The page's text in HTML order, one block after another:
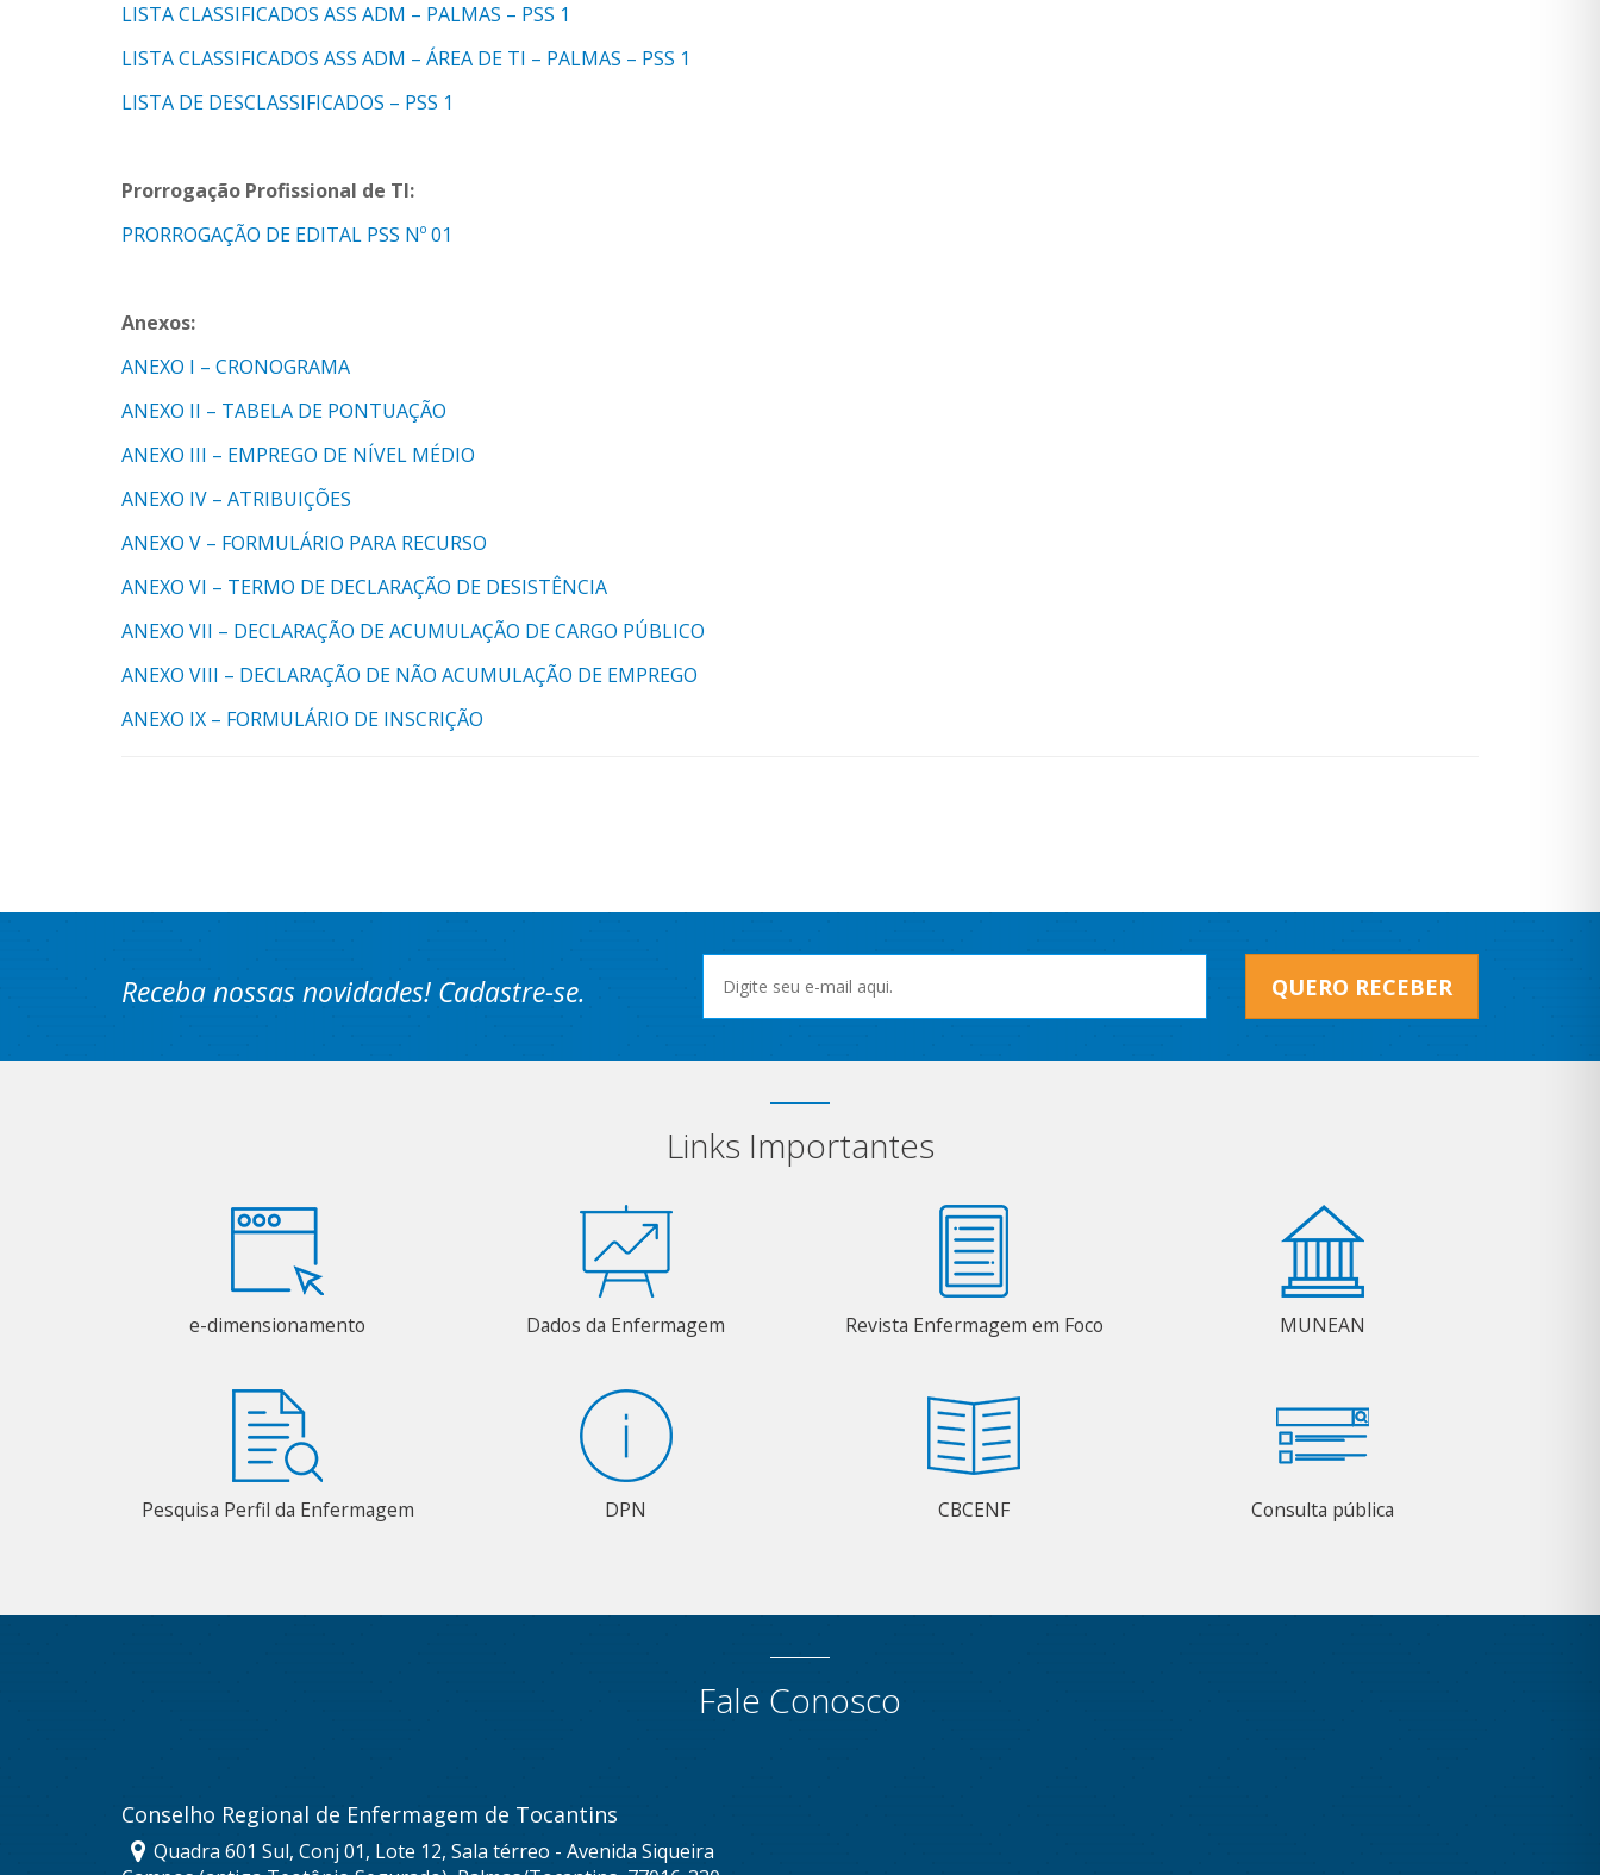
LISTA CLASSIFICADOS ASS ADM – PALMAS – PSS 1
LISTA CLASSIFICADOS ASS ADM – ÁREA DE TI – PALMAS – PSS 1
LISTA DE DESCLASSIFICADOS – PSS 1
Prorrogação Profissional de TI:
PRORROGAÇÃO DE EDITAL PSS Nº 01
Anexos:
ANEXO I – CRONOGRAMA
ANEXO II – TABELA DE PONTUAÇÃO
ANEXO III – EMPREGO DE NÍVEL MÉDIO
ANEXO IV – ATRIBUIÇÕES
ANEXO V – FORMULÁRIO PARA RECURSO
ANEXO VI – TERMO DE DECLARAÇÃO DE DESISTÊNCIA
ANEXO VII – DECLARAÇÃO DE ACUMULAÇÃO DE CARGO PÚBLICO
ANEXO VIII – DECLARAÇÃO DE NÃO ACUMULAÇÃO DE EMPREGO
ANEXO IX – FORMULÁRIO DE INSCRIÇÃO
Receba nossas novidades! Cadastre-se. QUERO RECEBER
Links Importantes
e-dimensionamento Dados da Enfermagem Revista Enfermagem em Foco MUNEAN
Pesquisa Perfil da Enfermagem DPN CBCENF Consulta pública
Fale Conosco
Conselho Regional de Enfermagem de Tocantins
Quadra 601 Sul, Conj 01, Lote 12, Sala térreo - Avenida Siqueira